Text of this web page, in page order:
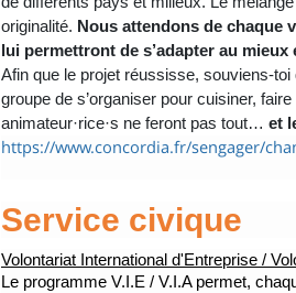
originalité. Nous attendons de chaque
lui permettront de s’adapter au
Afin que le projet réussisse, souviens-
groupe de s’organiser pour cuisiner,
animateur·rice·s ne feront pas tout… et
https://www.concordia.fr/sengager/
Service civique
Volontariat International d'Entreprise /
Le programme V.I.E / V.I.A permet,